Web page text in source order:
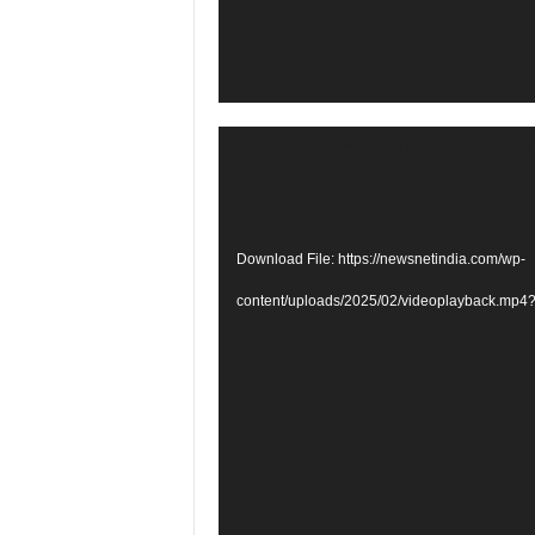
Download File: https://newsnetindia.com/wp-
content/uploads/2025/02/